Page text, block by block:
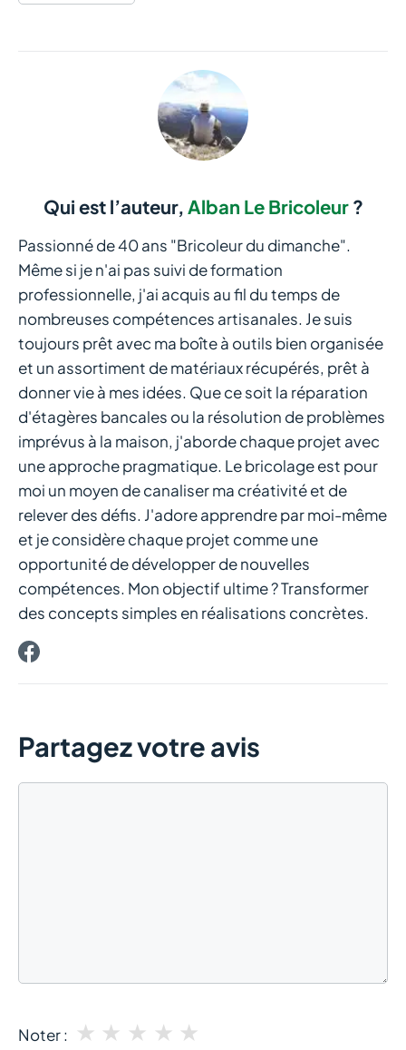
Qui est l’auteur,Alban Le Bricoleur?
Passionné de 40 ans "Bricoleur du dimanche".
Même si je n'ai pas suivi de formation
professionnelle, j'ai acquis au fil du temps de
nombreuses compétences artisanales. Je suis
toujours prêt avec ma boîte à outils bien organisée
et un assortiment de matériaux récupérés, prêt à
donner vie à mes idées. Que ce soit la réparation
d'étagères bancales ou la résolution de problèmes
imprévus à la maison, j'aborde chaque projet avec
une approche pragmatique. Le bricolage est pour
moi un moyen de canaliser ma créativité et de
relever des défis. J'adore apprendre par moi-même
et je considère chaque projet comme une
opportunité de développer de nouvelles
compétences. Mon objectif ultime ? Transformer
des concepts simples en réalisations concrètes.
Partagez votre avis
Noter : ★
★
★
★
★